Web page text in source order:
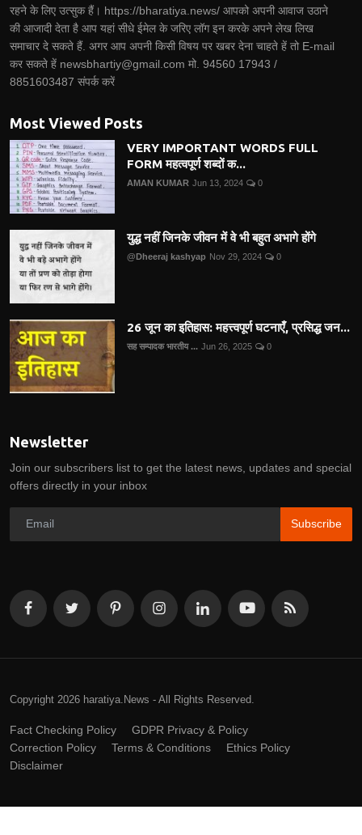
रहने के लिए उत्सुक हैं। https://bharatiya.news/ आपको अपनी आवाज उठाने
की आजादी देता है आप यहां सीधे ईमेल के जरिए लॉग इन करके अपने लेख लिख
समाचार दे सकते हैं. अगर आप अपनी किसी विषय पर खबर देना चाहते हें तो E-mail
कर सकते हें newsbhartiy@gmail.com मो. 94560 17943 /
8851603487 संपर्क करें
Most Viewed Posts
VERY IMPORTANT WORDS FULL
FORM महत्वपूर्ण शब्दों क...
AMAN KUMAR Jun 13, 2024 0
युद्ध नहीं जिनके जीवन में वे भी बहुत अभागे होंगे
@Dheeraj kashyap Nov 29, 2024 0
26 जून का इतिहास: महत्त्वपूर्ण घटनाएँ, प्रसिद्ध जन...
सह सम्पादक भारतीय ... Jun 26, 2025 0
Newsletter
Join our subscribers list to get the latest news, updates and special
offers directly in your inbox
Subscribe
Copyright 2026 haratiya.News - All Rights Reserved.
Fact Checking Policy
GDPR Privacy & Policy
Correction Policy
Terms & Conditions
Ethics Policy
Disclaimer